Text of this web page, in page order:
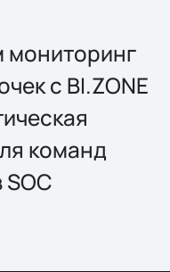
мониторинг
с BI.ZONE
команд